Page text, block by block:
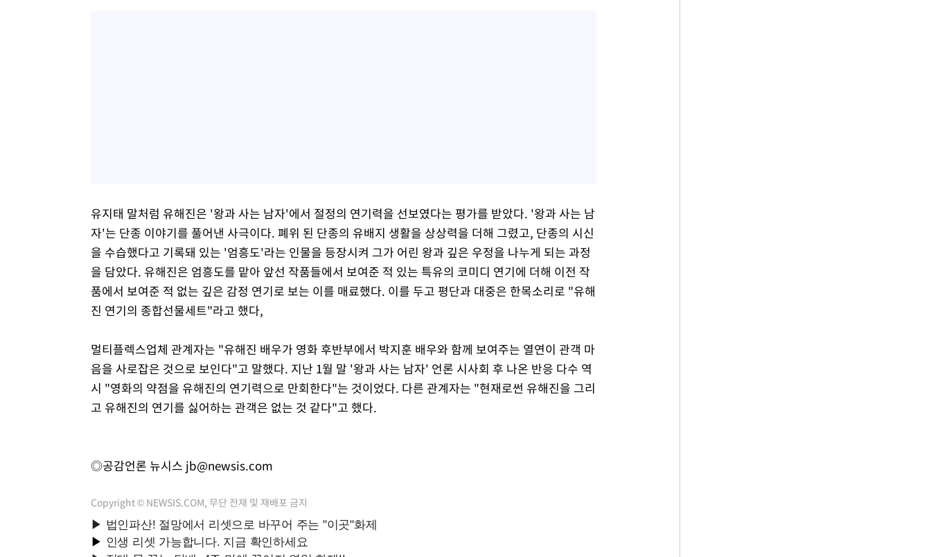
유지태 말처럼 유해진은 '왕과 사는 남자'에서 절정의 연기력을 선보였다는 평가를 받았다. '왕과 사는 남
자'는 단종 이야기를 풀어낸 사극이다. 폐위 된 단종의 유배지 생활을 상상력을 더해 그렸고, 단종의 시신
을 수습했다고 기록돼 있는 '엄흥도'라는 인물을 등장시켜 그가 어린 왕과 깊은 우정을 나누게 되는 과정
을 담았다. 유해진은 엄흥도를 맡아 앞선 작품들에서 보여준 적 있는 특유의 코미디 연기에 더해 이전 작
품에서 보여준 적 없는 깊은 감정 연기로 보는 이를 매료했다. 이를 두고 평단과 대중은 한목소리로 "유해
진 연기의 종합선물세트"라고 했다,
멀티플렉스업체 관계자는 "유해진 배우가 영화 후반부에서 박지훈 배우와 함께 보여주는 열연이 관객 마
음을 사로잡은 것으로 보인다"고 말했다. 지난 1월 말 '왕과 사는 남자' 언론 시사회 후 나온 반응 다수 역
시 "영화의 약점을 유해진의 연기력으로 만회한다"는 것이었다. 다른 관계자는 "현재로썬 유해진을 그리
고 유해진의 연기를 싫어하는 관객은 없는 것 같다"고 했다.
◎공감언론 뉴시스 jb@newsis.com
Copyright © NEWSIS.COM, 무단 전재 및 재배포 금지